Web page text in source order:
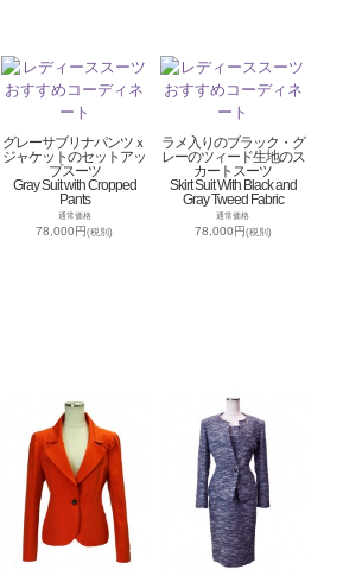
グレーサブリナパンツｘ
ジャケットのセットアッ
プスーツ
Gray Suit with Cropped
Pants
通常価格
78,000円(税別)
ラメ入りのブラック・グ
レーのツィード生地のス
カートスーツ
Skirt Suit With Black and
Gray Tweed Fabric
通常価格
78,000円(税別)